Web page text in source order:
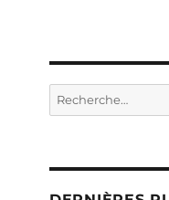
Recherche
pour :